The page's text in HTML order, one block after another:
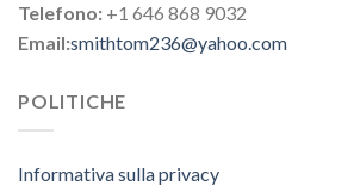
Telefono: +1 646 868 9032
Email:smithtom236@yahoo.com
POLITICHE
Informativa sulla privacy